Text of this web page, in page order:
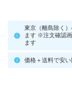
東京（離島除く
ます ※注文確認
ます
価格＋送料で安い